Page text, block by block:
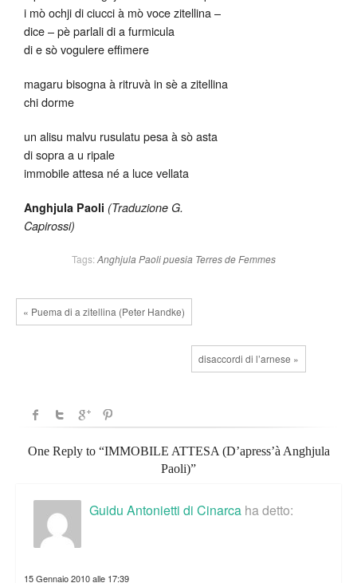
i mò ochji di ciucci à mò voce zitellina –
dice – pè parlali di a furmicula
di e sò vogulere effimere
magaru bisogna à ritruvà in sè a zitellina
chi dorme
un alisu malvu rusulatu pesa à sò asta
di sopra a u ripale
immobile attesa né a luce vellata
Anghjula Paoli (Traduzione G.
Capirossi)
Tags: Anghjula Paolipuesia Terres de Femmes
« Puema di a zitellina (Peter Handke)
disaccordi di l’arnese »
One Reply to “IMMOBILE ATTESA (D’apress’à Anghjula
Paoli)”
Guidu Antonietti di Cinarca ha detto:
15 Gennaio 2010 alle 17:39